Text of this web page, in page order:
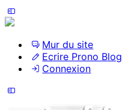
Mur du site
Ecrire Prono Blog
Connexion